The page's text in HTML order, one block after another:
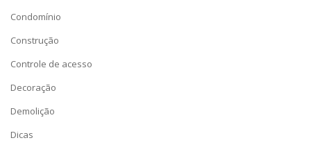
Condomínio
Construção
Controle de acesso
Decoração
Demolição
Dicas